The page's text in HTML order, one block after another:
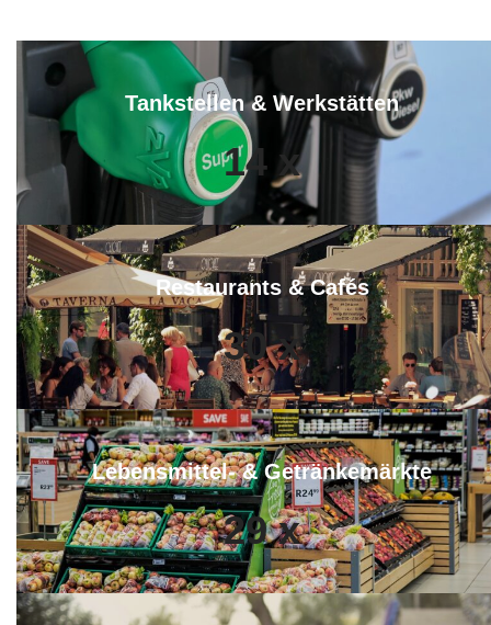
Tankstellen & Werkstätten
14 x
Restaurants & Cafés
30 x
Lebensmittel- & Getränkemärkte
29 x